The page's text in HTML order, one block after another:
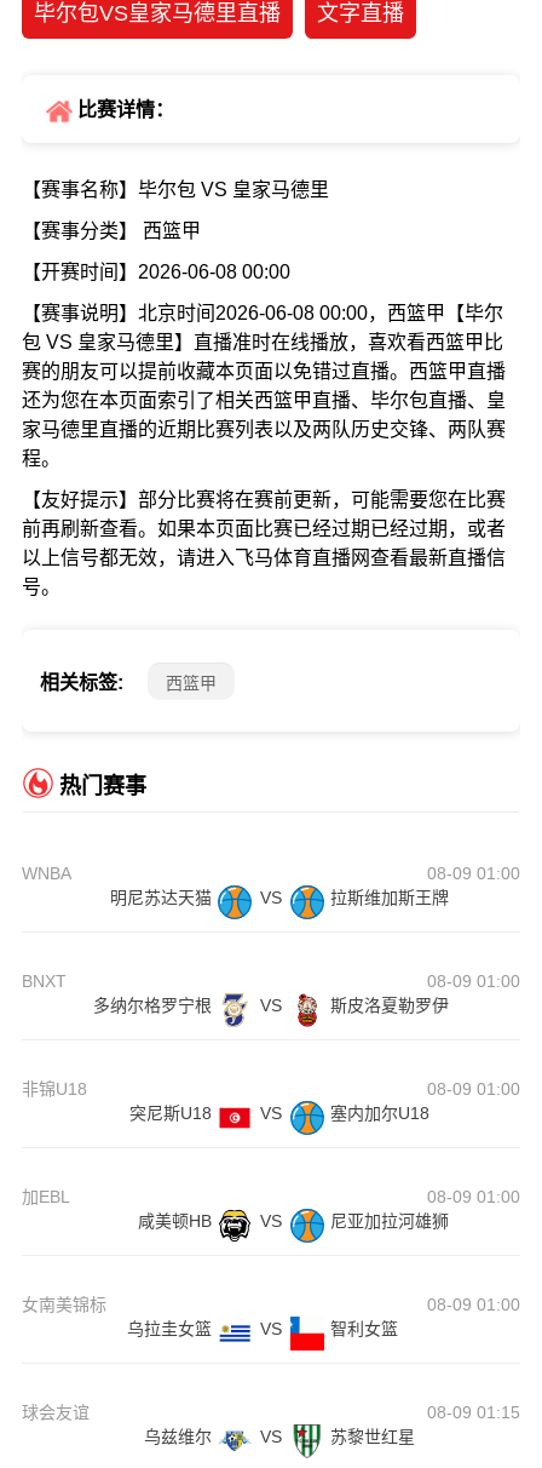
毕尔包VS皇家马德里直播 文字直播
比赛详情：
【赛事名称】毕尔包 VS 皇家马德里
【赛事分类】 西篮甲
【开赛时间】2026-06-08 00:00
【赛事说明】北京时间2026-06-08 00:00，西篮甲【毕尔
包 VS 皇家马德里】直播准时在线播放，喜欢看西篮甲比
赛的朋友可以提前收藏本页面以免错过直播。西篮甲直播
还为您在本页面索引了相关西篮甲直播、毕尔包直播、皇
家马德里直播的近期比赛列表以及两队历史交锋、两队赛
程。
【友好提示】部分比赛将在赛前更新，可能需要您在比赛
前再刷新查看。如果本页面比赛已经过期已经过期，或者
以上信号都无效，请进入飞马体育直播网查看最新直播信
号。
相关标签: 西篮甲
热门赛事
WNBA
08-09 01:00
明尼苏达天猫
VS 拉斯维加斯王牌
BNXT
08-09 01:00
多纳尔格罗宁根
VS 斯皮洛夏勒罗伊
非锦U18
08-09 01:00
突尼斯U18
VS 塞内加尔U18
加EBL
08-09 01:00
咸美顿HB
VS 尼亚加拉河雄狮
女南美锦标
08-09 01:00
乌拉圭女篮
VS 智利女篮
球会友谊
08-09 01:15
乌兹维尔
VS 苏黎世红星